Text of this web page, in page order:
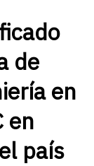
de
en
en
país